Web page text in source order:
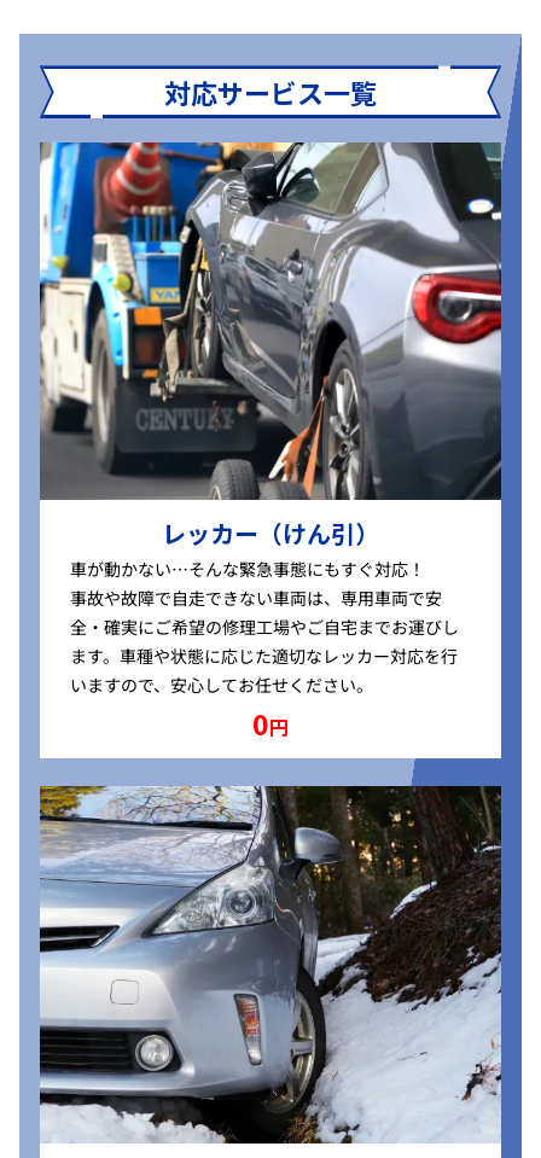
対応サービス一覧
レッカー（けん引）
車が動かない…そんな緊急事態にもすぐ対応！
事故や故障で自走できない車両は、専用車両で安
全・確実にご希望の修理工場やご自宅までお運びし
ます。車種や状態に応じた適切なレッカー対応を行
いますので、安心してお任せください。
0円